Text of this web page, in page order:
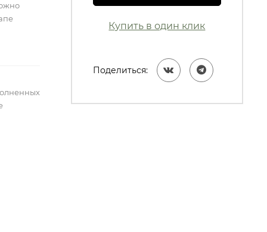
Купить в один клик
Поделиться: